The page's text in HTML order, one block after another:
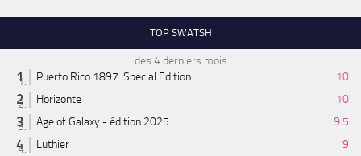
TOP SWATSH
des 4 derniers mois
Puerto Rico 1897: Special Edition
10
Horizonte
10
Age of Galaxy - édition 2025
9.5
Luthier
9